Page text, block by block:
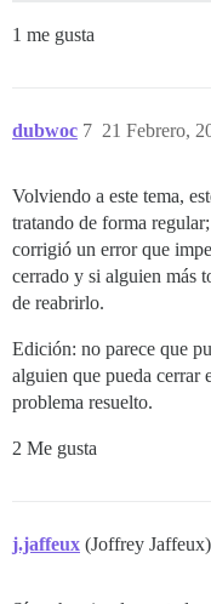
1 me gusta
dubwoc 21 Febrero,
7
Volviendo a este tema,
tratando de forma
corrigió un error que
cerrado y si alguien más
de reabrirlo.
Edición: no parece que
alguien que pueda cerrar
problema resuelto.
2 Me gusta
j.jaffeux (Joffrey Jaffeux)